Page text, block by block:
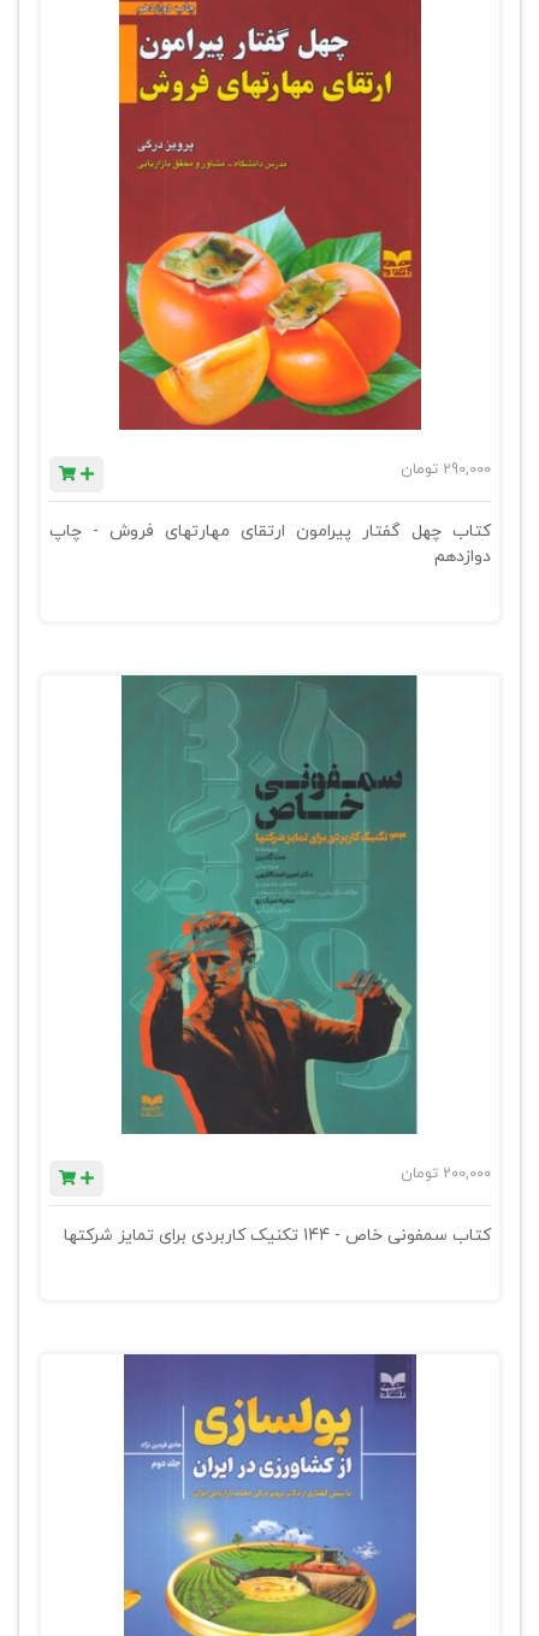
290,000 تومان
کتاب چهل گفتار پیرامون ارتقای مهارتهای فروش - چاپ
دوازدهم
200,000 تومان
کتاب سمفونی خاص - 144 تکنیک کاربردی برای تمایز شرکتها